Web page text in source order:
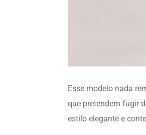
Esse modelo nada
que pretendem fugir
estilo elegante e